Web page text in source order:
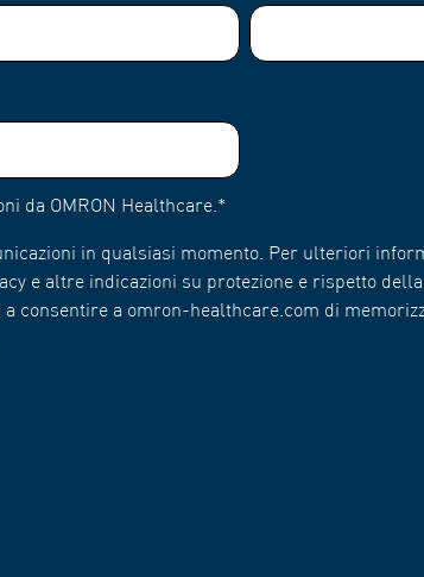
da OMRON Healthcare.*
in qualsiasi momento. Per ulteriori
e altre indicazioni su protezione e rispetto
a consentire a omron-healthcare.com di